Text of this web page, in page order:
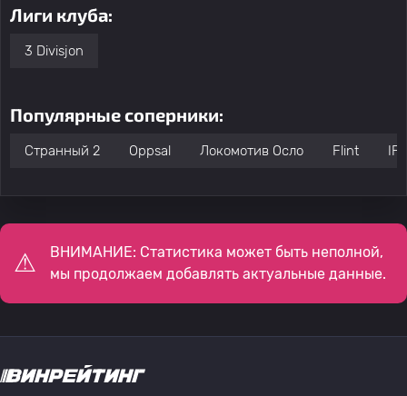
Лиги клуба:
3 Divisjon
Популярные соперники:
Странный 2 Oppsal Локомотив Осло Flint IF
ВНИМАНИЕ: Статистика может быть неполной,
мы продолжаем добавлять актуальные данные.